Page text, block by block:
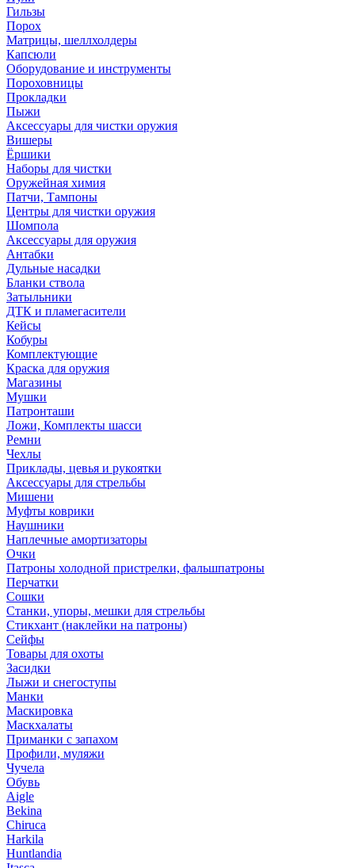
Гильзы
Порох
Матрицы, шеллхолдеры
Капсюли
Оборудование и инструменты
Пороховницы
Прокладки
Пыжи
Аксессуары для чистки оружия
Вишеры
Ёршики
Наборы для чистки
Оружейная химия
Патчи, Тампоны
Центры для чистки оружия
Шомпола
Аксессуары для оружия
Антабки
Дульные насадки
Бланки ствола
Затыльники
ДТК и пламегасители
Кейсы
Кобуры
Комплектующие
Краска для оружия
Магазины
Мушки
Патронташи
Ложи, Комплекты шасси
Ремни
Чехлы
Приклады, цевья и рукоятки
Аксессуары для стрельбы
Мишени
Муфты коврики
Наушники
Наплечные амортизаторы
Очки
Патроны холодной пристрелки, фальшпатроны
Перчатки
Сошки
Станки, упоры, мешки для стрельбы
Стикхант (наклейки на патроны)
Сейфы
Товары для охоты
Засидки
Лыжи и снегоступы
Манки
Маскировка
Маскхалаты
Приманки с запахом
Профили, муляжи
Чучела
Обувь
Aigle
Bekina
Chiruсa
Harkila
Huntlandia